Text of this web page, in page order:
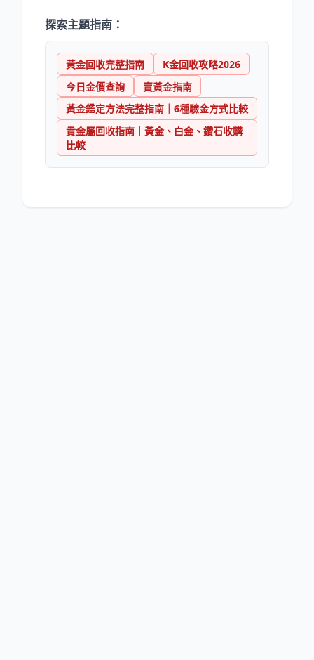
探索主題指南：
黃金回收完整指南
K金回收攻略2026
今日金價查詢
賣黃金指南
黃金鑑定方法完整指南｜6種驗金方式比較
貴金屬回收指南｜黃金、白金、鑽石收購
比較